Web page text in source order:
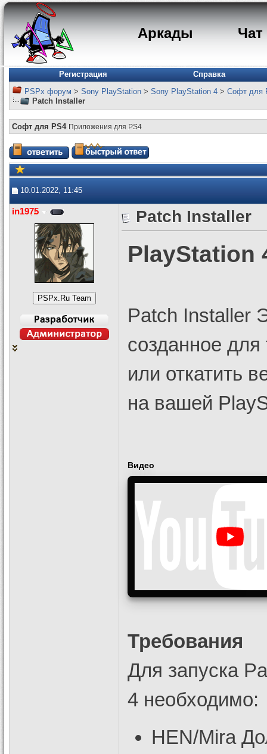
Аркады Чат
Регистрация
Справка
PSPx форум > Sony PlayStation > Sony PlayStation 4 > Софт для
Patch Installer
Софт для PS4 Приложения для PS4
10.01.2022, 11:45
in1975 Patch Installer
PlayStation
Patch Installer
созданное
или откатить
на вашей
Видео
Требования
Для запуска
4 необходимо:
HEN/Mira